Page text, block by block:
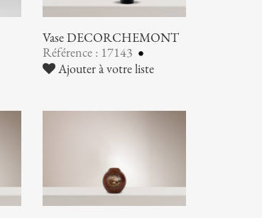
Vase DECORCHEMONT
Référence : 17143
Ajouter à votre liste